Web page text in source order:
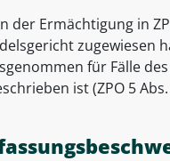
der Ermächtigung in
für Fälle
ist (ZPO 5